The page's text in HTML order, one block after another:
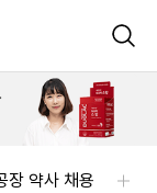
장 약사 채용